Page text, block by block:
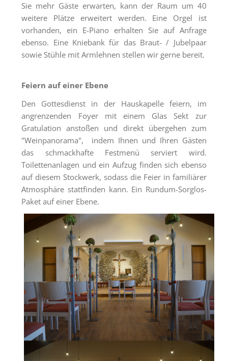
Sie mehr Gäste erwarten, kann der Raum um 40
weitere Plätze erweitert werden. Eine Orgel ist
vorhanden, ein E-Piano erhalten Sie auf Anfrage
ebenso. Eine Kniebank für das Braut- / Jubelpaar
sowie Stühle mit Armlehnen stellen wir gerne bereit.
Feiern auf einer Ebene
Den Gottesdienst in der Hauskapelle feiern, im
angrenzenden Foyer mit einem Glas Sekt zur
Gratulation anstoßen und direkt übergehen zum
"Weinpanorama", indem Ihnen und Ihren Gästen
das schmackhafte Festmenü serviert wird.
Toilettenanlagen und ein Aufzug finden sich ebenso
auf diesem Stockwerk, sodass die Feier in familiärer
Atmosphäre stattfinden kann. Ein Rundum-Sorglos-
Paket auf einer Ebene.